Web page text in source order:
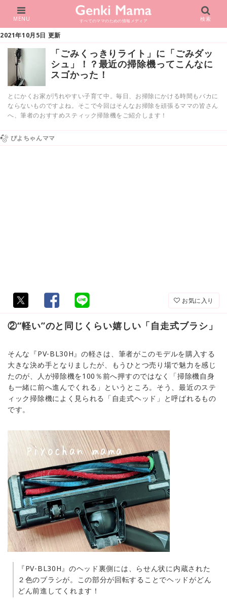
すべてのママのための情報メディア
MENU 検索
2021年10月5日 更新
「ごみくっきりライト」に「ごみダッ
シュ」！？最近の掃除機ってこんなに
スゴかった！
とにかくお家が汚れやすい子育て中。毎日、お掃除にかける時間もバカに
ならないものですよね。そこで今回はそんなお掃除を頑張るママの皆さん
へ、筆者のおすすめスティック掃除機をご紹介します！
ぴよちゃんママ
お気に入り
②“軽い”のと同じくらい嬉しい「自走式ブラシ」
そんな『PV-BL30H』の軽さは、筆者がこのモデルを購入する
大きな決め手となりましたが、もうひとつ売り場で魅力を感じ
たのが、人が掃除機を100％前へ押すのではなく「掃除機自身
も一緒に前へ進んでくれる」というところ。そう、最近のステ
ィック掃除機によく見られる「自走式ヘッド」と呼ばれるもの
です。
『PV-BL30H』のヘッド裏側には、らせん状に内蔵された
２色のブラシが。この部分が回転することでヘッドがどん
どん前進してくれます！